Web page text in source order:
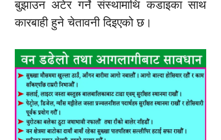
बुझाउन अटेर गर्ने संस्थामाथि कडाइका साथ
कारबाही हुने चेतावनी दिइएको छ।